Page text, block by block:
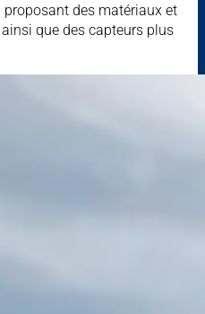
des matériaux et
que des capteurs plus